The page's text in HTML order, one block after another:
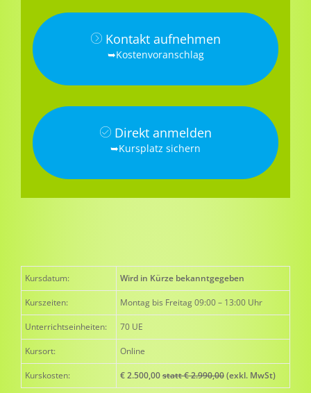
Kontakt aufnehmen
➥Kostenvoranschlag
Direkt anmelden
➥Kursplatz sichern
Kursdatum: Wird in Kürze bekanntgegeben
Kurszeiten: Montag bis Freitag 09:00 – 13:00 Uhr
Unterrichtseinheiten: 70 UE
Kursort: Online
Kurskosten: € 2.500,00statt € 2.990,00(exkl. MwSt)